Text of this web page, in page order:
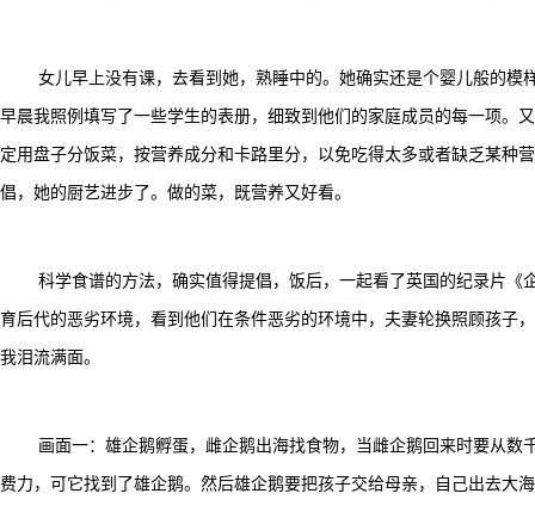
女儿早上没有课，去看到她，熟睡中的。她确实还是个婴儿般的模
早晨我照例填写了一些学生的表册，细致到他们的家庭成员的每一项。
定用盘子分饭菜，按营养成分和卡路里分，以免吃得太多或者缺乏某种
倡，她的厨艺进步了。做的菜，既营养又好看。
科学食谱的方法，确实值得提倡，饭后，一起看了英国的纪录片《
育后代的恶劣环境，看到他们在条件恶劣的环境中，夫妻轮换照顾孩子
我泪流满面。
画面一：雄企鹅孵蛋，雌企鹅出海找食物，当雌企鹅回来时要从数
费力，可它找到了雄企鹅。然后雄企鹅要把孩子交给母亲，自己出去大